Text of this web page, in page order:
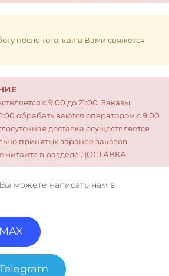
после того, как в Вами свяжется
с 9:00 до 21:00. Заказы
обрабатываются оператором с 9:00
доставка осуществляется
принятых заранее заказов.
читайте в разделе ДОСТАВКА
можете написать нам в